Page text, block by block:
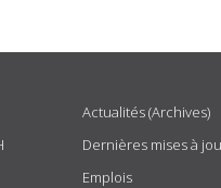
Actualités (Archives)
Dernières mises à
Emplois